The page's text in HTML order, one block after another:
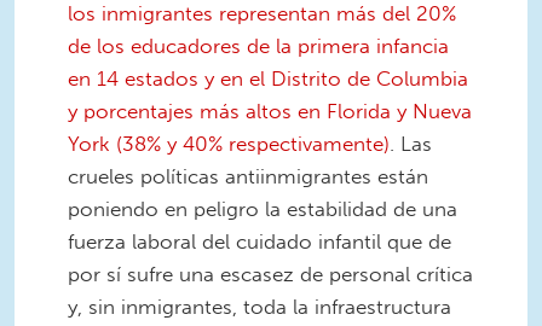
los inmigrantes representan más del 20%
de los educadores de la primera infancia
en 14 estados y en el Distrito de Columbia
y porcentajes más altos en Florida y Nueva
York (38% y 40% respectivamente). Las
crueles políticas antiinmigrantes están
poniendo en peligro la estabilidad de una
fuerza laboral del cuidado infantil que de
por sí sufre una escasez de personal crítica
y, sin inmigrantes, toda la infraestructura